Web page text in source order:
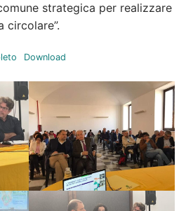
strategica per realizzare
circolare”.
Download